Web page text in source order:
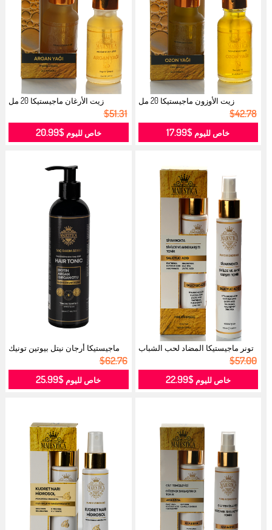
زيت الأوزون ماجيستيكا 20 مل
$42.78
خاص لليوم $17.99
زيت الأرغان ماجيستيكا 20 مل
$51.31
خاص لليوم$20.99
تونر ماجيستيكا المضاد لحب الشباب
$57.00
خاص لليوم$22.99
ماجيستيكا أرجان نيتل بيوتين تونيك
$62.76
خاص لليوم $25.99